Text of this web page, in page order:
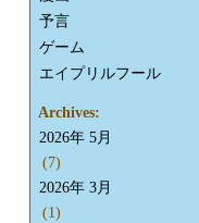
予言
ゲーム
エイプリルフール
Archives:
2026年 5月
(7)
2026年 3月
(1)